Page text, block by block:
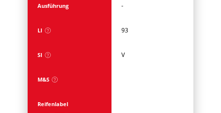
Ausführung -
LI 93
SI V
M&S
Reifenlabel